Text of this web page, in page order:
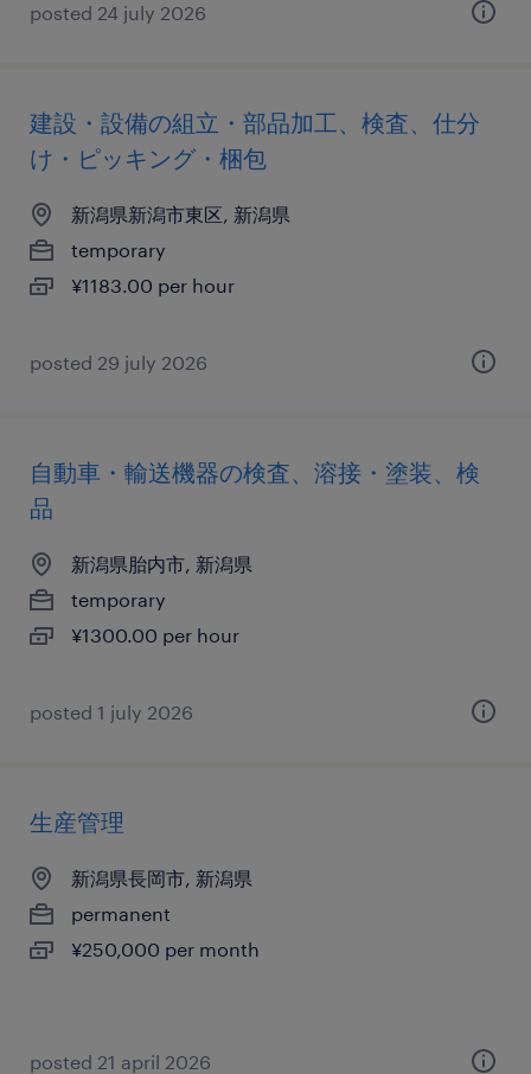
posted 24 july 2026
建設・設備の組立・部品加工、検査、仕分
け・ピッキング・梱包
新潟県新潟市東区, 新潟県
temporary
¥1183.00 per hour
posted 29 july 2026
自動車・輸送機器の検査、溶接・塗装、検
品
新潟県胎内市, 新潟県
temporary
¥1300.00 per hour
posted 1 july 2026
生産管理
新潟県長岡市, 新潟県
permanent
¥250,000 per month
posted 21 april 2026